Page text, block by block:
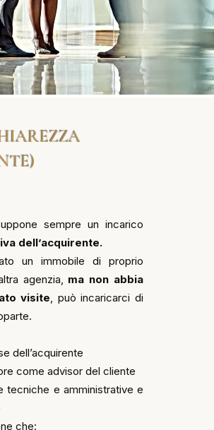
sempre un incarico
dell’acquirente.
un immobile di proprio
agenzia, ma non abbia
visite, può incaricarci di
dell’acquirente
come advisor del cliente
tecniche e amministrative e
che: